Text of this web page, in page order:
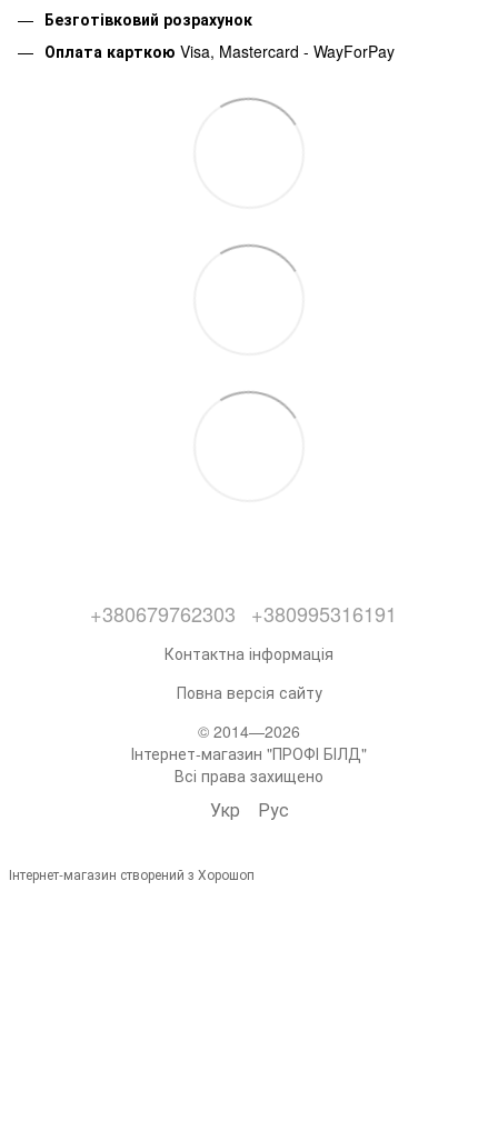
Безготівковий розрахунок
Оплата карткою Visa, Mastercard - WayForPay
+380679762303 +380995316191
Контактна інформація
Повна версія сайту
© 2014—2026
Інтернет-магазин "ПРОФІ БІЛД"
Всі права захищено
Укр Рус
Інтернет-магазин створений з Хорошоп